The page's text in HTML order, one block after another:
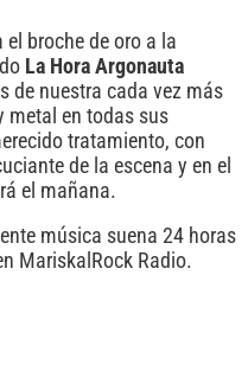
el broche de oro a la
La Hora Argonauta
de nuestra cada vez más
metal en todas sus
tratamiento, con
de la escena y en el
el mañana.
música suena 24 horas
MariskalRock Radio.